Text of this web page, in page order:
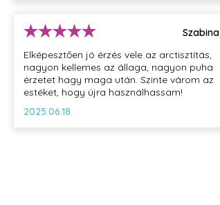
Szabina
Elképesztően jó érzés vele az arctisztítás,
nagyon kellemes az állaga, nagyon puha
érzetet hagy maga után. Szinte várom az
estéket, hogy újra használhassam!
2025.06.18